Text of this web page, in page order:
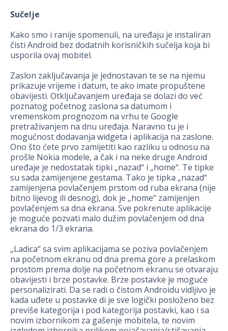
Sučelje
Kako smo i ranije spomenuli, na uređaju je instaliran
čisti Android bez dodatnih korisničkih sučelja koja bi
usporila ovaj mobitel.
Zaslon zaključavanja je jednostavan te se na njemu
prikazuje vrijeme i datum, te ako imate propuštene
obavijesti. Otključavanjem uređaja se dolazi do već
poznatog početnog zaslona sa datumom i
vremenskom prognozom na vrhu te Google
pretraživanjem na dnu uređaja. Naravno tu je i
mogućnost dodavanja widgeta i aplikacija na zaslone.
Ono što ćete prvo zamijetiti kao razliku u odnosu na
prošle Nokia modele, a čak i na neke druge Android
uređaje je nedostatak tipki „nazad“ i „home“. Te tipke
su sada zamijenjene gestama. Tako je tipka „nazad“
zamijenjena povlačenjem prstom od ruba ekrana (nije
bitno lijevog ili desnog), dok je „home“ zamijenjen
povlačenjem sa dna ekrana. Sve pokrenute aplikacije
je moguće pozvati malo dužim povlačenjem od dna
ekrana do 1/3 ekrana.
„Ladica“ sa svim aplikacijama se poziva povlačenjem
na početnom ekranu od dna prema gore a prelaskom
prostom prema dolje na početnom ekranu se otvaraju
obavijesti i brze postavke. Brze postavke je moguće
personalizirati. Da se radi o čistom Androidu vidljivo je
kada uđete u postavke di je sve logički posloženo bez
previše kategorija i pod kategorija postavki, kao i sa
novim izbornikom za gašenje mobitela, te novim